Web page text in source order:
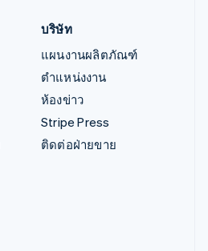
บริษัท
แผนงานผลิตภัณฑ์
ตำแหน่งงาน
ห้องข่าว
Stripe Press
ติดต่อฝ่ายขาย